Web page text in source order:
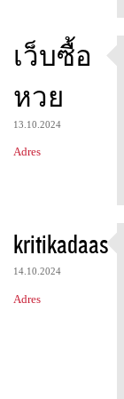
เว็บซื้อ
หวย
13.10.2024
Adres
kritikadaas
14.10.2024
Adres